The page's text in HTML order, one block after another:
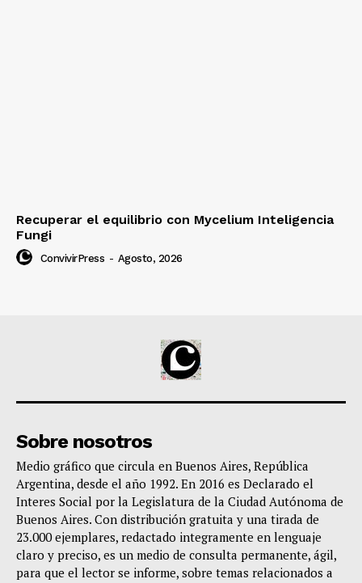
Recuperar el equilibrio con Mycelium Inteligencia
Fungi
ConvivirPress - Agosto, 2026
Sobre nosotros
Medio gráfico que circula en Buenos Aires, República
Argentina, desde el año 1992. En 2016 es Declarado el
Interes Social por la Legislatura de la Ciudad Autónoma de
Buenos Aires. Con distribución gratuita y una tirada de
23.000 ejemplares, redactado integramente en lenguaje
claro y preciso, es un medio de consulta permanente, ágil,
para que el lector se informe, sobre temas relacionados a